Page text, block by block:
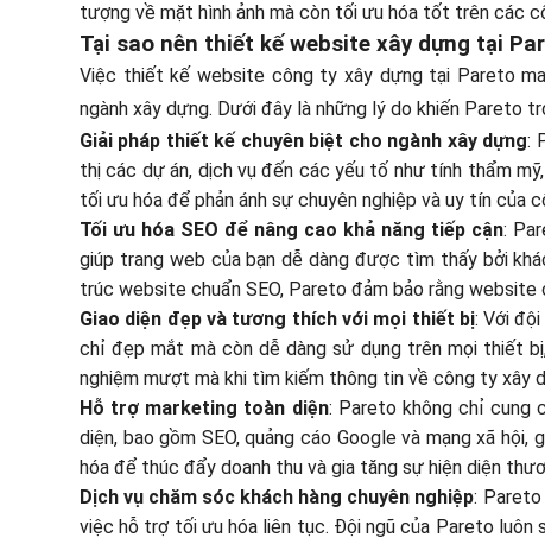
tượng về mặt hình ảnh mà còn tối ưu hóa tốt trên các
Tại sao nên thiết kế website xây dựng tại
Việc thiết kế website công ty xây dựng tại Pareto
ngành xây dựng. Dưới đây là những lý do khiến Pareto
Giải pháp thiết kế chuyên biệt cho ngành xây dựng:
thị các dự án, dịch vụ đến các yếu tố như tính thẩm
tối ưu hóa để phản ánh sự chuyên nghiệp và uy tín của
Tối ưu hóa SEO để nâng cao khả năng tiếp cận:
giúp trang web của bạn dễ dàng được tìm thấy bởi
trúc website chuẩn SEO, Pareto đảm bảo rằng
Giao diện đẹp và tương thích với mọi thiết bị: Với
chỉ đẹp mắt mà còn dễ dàng sử dụng trên mọi thiết
nghiệm mượt mà khi tìm kiếm thông tin về công ty xây
Hỗ trợ marketing toàn diện: Pareto không chỉ cung
diện, bao gồm SEO, quảng cáo Google và mạng xã
hóa để thúc đẩy doanh thu và gia tăng sự hiện diện
Dịch vụ chăm sóc khách hàng chuyên nghiệp:
việc hỗ trợ tối ưu hóa liên tục. Đội ngũ của Pareto luôn